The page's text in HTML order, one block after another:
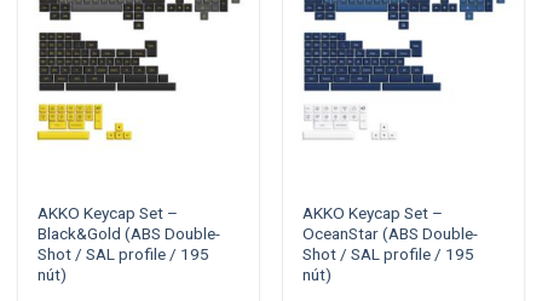
AKKO Keycap Set –
Black&Gold (ABS Double-
Shot / SAL profile / 195
nút)
AKKO Keycap Set –
OceanStar (ABS Double-
Shot / SAL profile / 195
nút)